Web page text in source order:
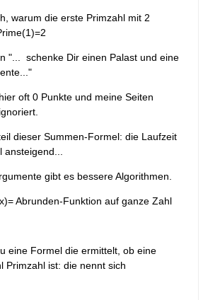
warum die erste Primzahl mit 2
"... schenke Dir einen Palast und eine
oft 0 Punkte und meine Seiten
dieser Summen-Formel: die Laufzeit
ansteigend...
gibt es bessere Algorithmen.
Abrunden-Funktion auf ganze Zahl
eine Formel die ermittelt, ob eine
Primzahl ist: die nennt sich